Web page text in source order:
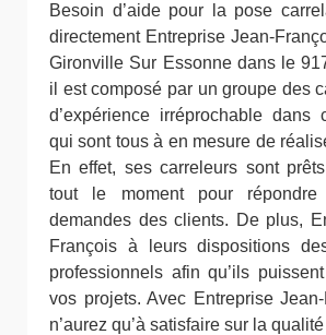
Besoin d’aide pour la pose
directement Entreprise Jean-
Gironville Sur Essonne dans le
il est composé par un groupe des
d’expérience irréprochable dans
qui sont tous à en mesure de
En effet, ses carreleurs sont
tout le moment pour
demandes des clients. De plus,
François à leurs dispositions
professionnels afin qu’ils
vos projets. Avec Entreprise
n’aurez qu’à satisfaire sur la